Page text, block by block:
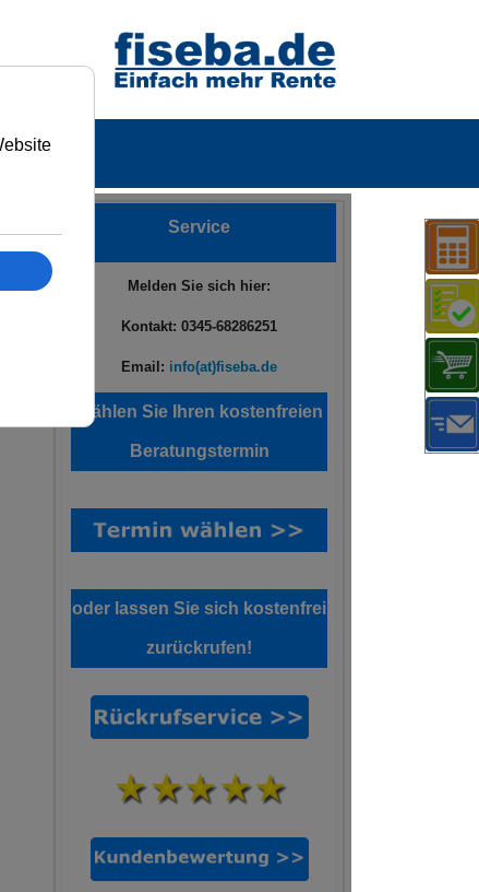
Service
Melden Sie sich hier:
Kontakt: 0345-68286251
Email: info(at)fiseba.de
Wählen Sie Ihren kostenfreien
Beratungstermin
oder lassen Sie sich kostenfrei
zurückrufen!